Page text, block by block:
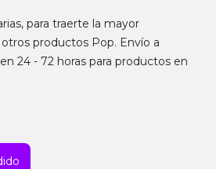
para traerte la mayor
productos Pop. Envío a
24 - 72 horas para productos en